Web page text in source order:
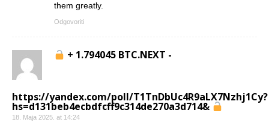
them greatly.
Odgovoriti
+ 1.794045 BTC.NEXT -
https://yandex.com/poll/T1TnDbUc4R9aLX7Nzhj1Cy?
hs=d131beb4ecbdfcff9c314de270a3d714&
18. Maja 2025. at 14:24